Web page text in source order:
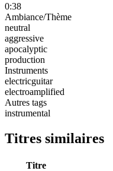
0:38
Ambiance/Thème
neutral
aggressive
apocalyptic
production
Instruments
electricguitar
electroamplified
Autres tags
instrumental
Titres similaires
Titre